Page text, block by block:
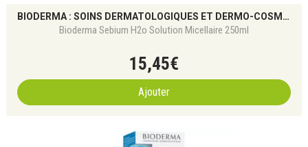
BIODERMA : SOINS DERMATOLOGIQUES ET DERMO-COSMÉTIQUES POUR TOUS LES TYPES DE PEAU
Bioderma Sebium H2o Solution Micellaire 250ml
15,45€
Ajouter